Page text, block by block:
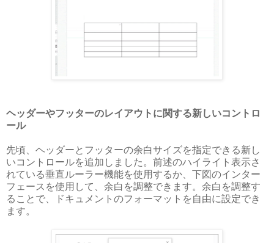
ヘッダーやフッターのレイアウトに関する新しいコントロ
ール
先頃、ヘッダーとフッターの余白サイズを指定できる新し
いコントロールを追加しました。前述のハイライト表示さ
れている垂直ルーラー機能を使用するか、下図のインター
フェースを使用して、余白を調整できます。余白を調整す
ることで、ドキュメントのフォーマットを自由に設定でき
ます。